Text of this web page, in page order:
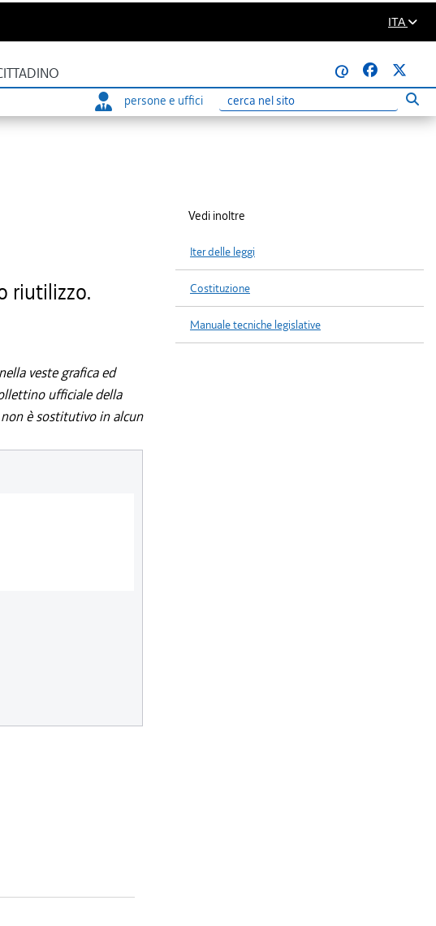
ITA
@
persone e uffici
Ricerca
riutilizzo.
veste grafica ed
ufficiale della
è sostitutivo in alcun
Vedi inoltre
Iter delle leggi
Costituzione
Manuale tecniche legislative